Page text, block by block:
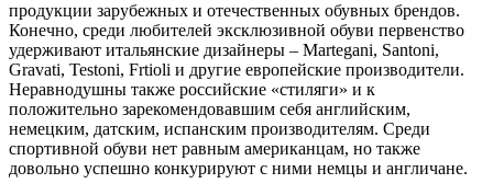
продукции зарубежных и отечественных обувных брендов.
Конечно, среди любителей эксклюзивной обуви первенство
удерживают итальянские дизайнеры – Martegani, Santoni,
Gravati, Testoni, Frtioli и другие европейские производители.
Неравнодушны также российские «стиляги» и к
положительно зарекомендовавшим себя английским,
немецким, датским, испанским производителям. Среди
спортивной обуви нет равным американцам, но также
довольно успешно конкурируют с ними немцы и англичане.